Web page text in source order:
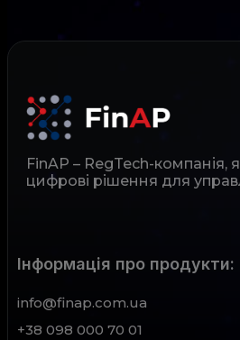
FinAP – RegTech-
цифрові рішення для
Інформація про продукти:
info@finap.com.ua
+38 098 000 70 01